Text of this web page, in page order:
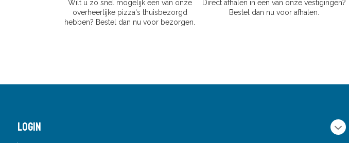
Wilt u zo snel mogelijk een van onze
overheerlijke pizza's thuisbezorgd
hebben? Bestel dan nu voor bezorgen.
Direct afhalen in een van onze vestigingen?
Bestel dan nu voor afhalen.
Login